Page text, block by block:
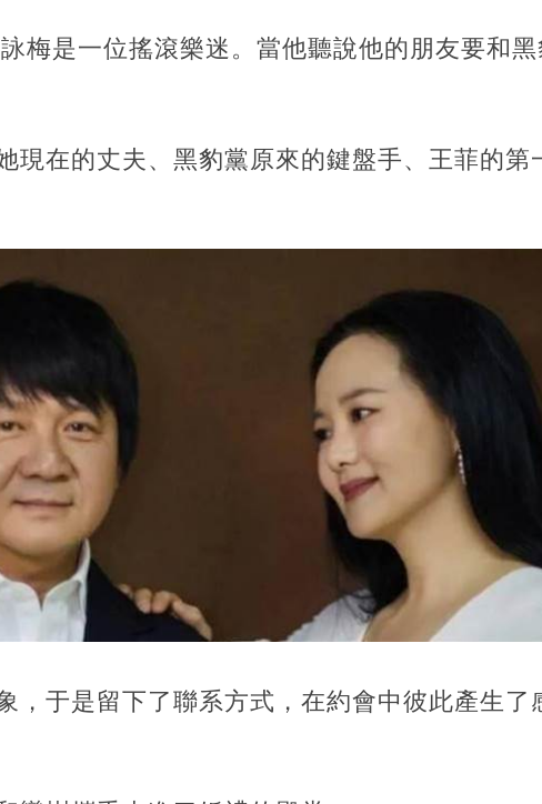
梅是一位搖滾樂迷。當他聽說他的朋友要和
現在的丈夫、黑豹黨原來的鍵盤手、王菲的第
，于是留下了聯系方式，在約會中彼此產生了